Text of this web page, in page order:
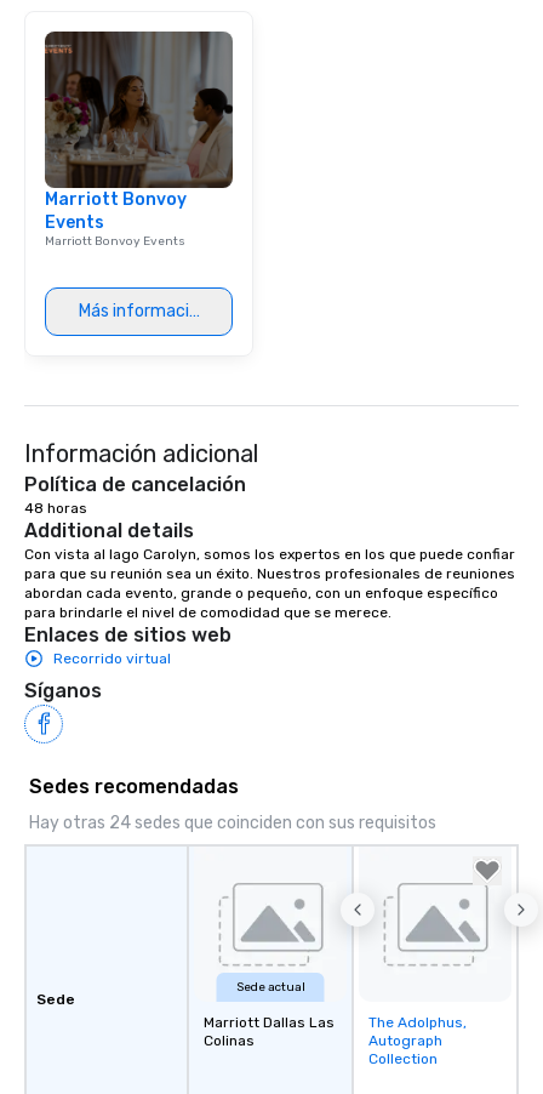
Marriott Bonvoy
Events
Marriott Bonvoy Events
Más información
Información adicional
Política de cancelación
48 horas
Additional details
Con vista al lago Carolyn, somos los expertos en los que puede confiar
para que su reunión sea un éxito. Nuestros profesionales de reuniones
abordan cada evento, grande o pequeño, con un enfoque específico
para brindarle el nivel de comodidad que se merece.
Enlaces de sitios web
Recorrido virtual
Síganos
Sedes recomendadas
Hay otras 24 sedes que coinciden con sus requisitos
Sede
Sede actual
Marriott Dallas Las
Colinas
Removed from
favorites
The Adolphus,
Autograph
Collection